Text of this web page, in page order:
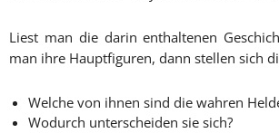
Liest man die darin enthaltenen
man ihre Hauptfiguren, dann stellen sich
Welche von ihnen sind die wahren
Wodurch unterscheiden sie sich?